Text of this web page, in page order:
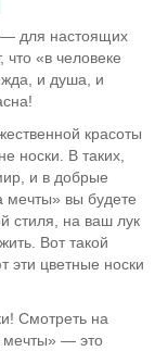
для настоящих
что «в человеке
и душа, и
красоты
носки. В таких,
и в добрые
вы будете
стиля, на ваш лук
Вот такой
эти цветные носки
Смотреть на
— это